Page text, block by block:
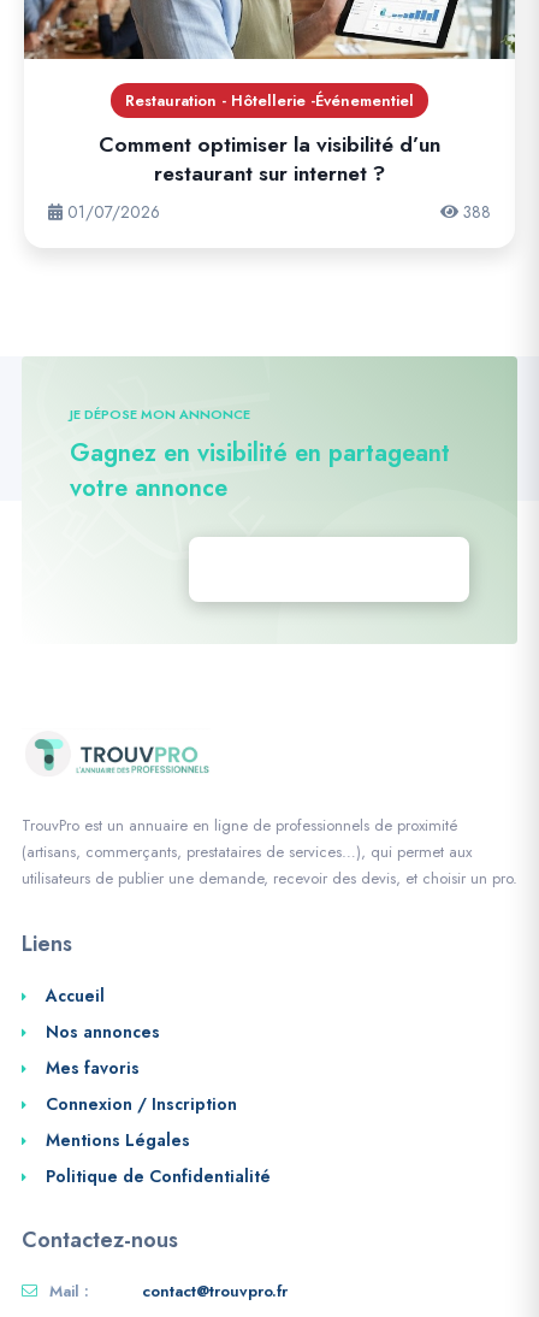
Restauration - Hôtellerie -Événementiel
Comment optimiser la visibilité d’un
restaurant sur internet ?
01/07/2026 388
JE DÉPOSE MON ANNONCE
Gagnez en visibilité en partageant
votre annonce
TrouvPro est un annuaire en ligne de professionnels de proximité
(artisans, commerçants, prestataires de services…), qui permet aux
utilisateurs de publier une demande, recevoir des devis, et choisir un pro.
Liens
Accueil
Nos annonces
Mes favoris
Connexion / Inscription
Mentions Légales
Politique de Confidentialité
Contactez-nous
Mail : contact@trouvpro.fr